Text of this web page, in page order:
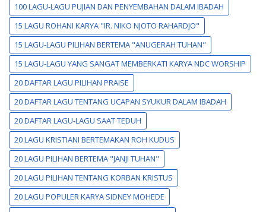
100 LAGU-LAGU PUJIAN DAN PENYEMBAHAN DALAM IBADAH
15 LAGU ROHANI KARYA "IR. NIKO NJOTO RAHARDJO"
15 LAGU-LAGU PILIHAN BERTEMA "ANUGERAH TUHAN"
15 LAGU-LAGU YANG SANGAT MEMBERKATI KARYA NDC WORSHIP
20 DAFTAR LAGU PILIHAN PRAISE
20 DAFTAR LAGU TENTANG UCAPAN SYUKUR DALAM IBADAH
20 DAFTAR LAGU-LAGU SAAT TEDUH
20 LAGU KRISTIANI BERTEMAKAN ROH KUDUS
20 LAGU PILIHAN BERTEMA "JANJI TUHAN"
20 LAGU PILIHAN TENTANG KORBAN KRISTUS
20 LAGU POPULER KARYA SIDNEY MOHEDE